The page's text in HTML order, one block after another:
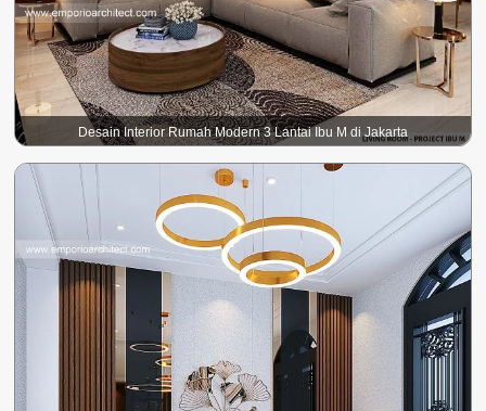
Desain Interior Rumah Modern 3 Lantai Ibu M di Jakarta